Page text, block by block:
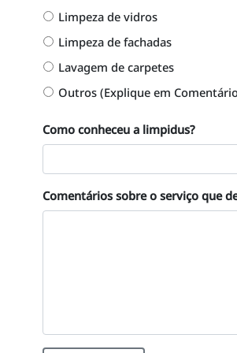
Limpeza de vidros
Limpeza de fachadas
Lavagem de carpetes
Outros (Explique em
Como conheceu a limpidus?
Comentários sobre o serviço que